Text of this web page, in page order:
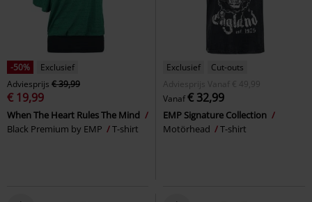
-50%
Exclusief
Adviesprijs € 39,99
€ 19,99
When The Heart Rules The Mind
Black Premium by EMP
T-shirt
Exclusief
Cut-outs
Adviesprijs
Vanaf € 49,99
Vanaf€ 32,99
EMP Signature Collection
Motörhead
T-shirt